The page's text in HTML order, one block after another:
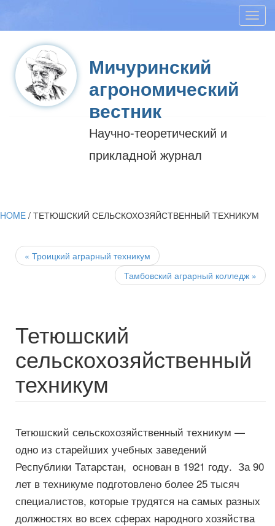
Мичуринский
агрономический
вестник
Научно-теоретический и
прикладной журнал
HOME / ТЕТЮШСКИЙ СЕЛЬСКОХОЗЯЙСТВЕННЫЙ ТЕХНИКУМ
Post
navigation
« Троицкий аграрный техникум
Тамбовский аграрный колледж »
Тетюшский
сельскохозяйственный
техникум
Тетюшский сельскохозяйственный техникум —
одно из старейших учебных заведений
Республики Татарстан, основан в 1921 году. За 90
лет в техникуме подготовлено более 25 тысяч
специалистов, которые трудятся на самых разных
должностях во всех сферах народного хозяйства